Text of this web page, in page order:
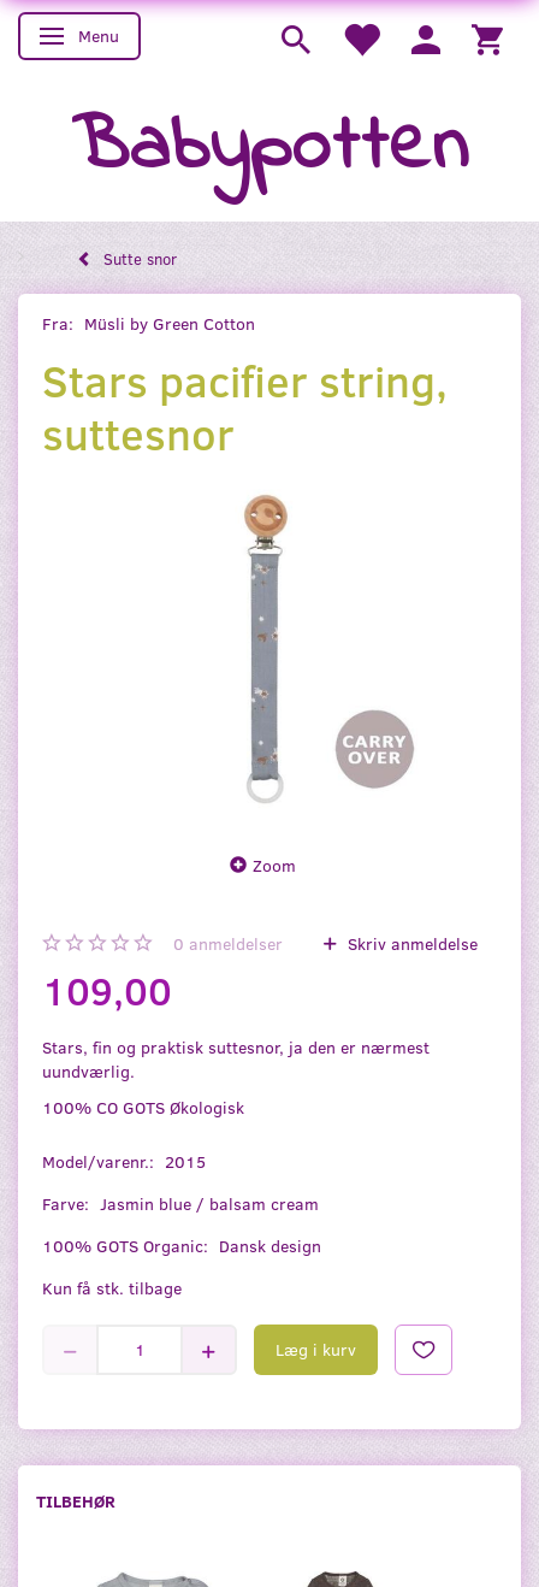
Skifte navigation
Menu
Babypotten
Sutte snor
Fra: Müsli by Green Cotton
Stars pacifier string,
suttesnor
Zoom
0 anmeldelser Skriv anmeldelse
109,00
Stars, fin og praktisk suttesnor, ja den er nærmest
uundværlig.
100% CO GOTS Økologisk
Model/varenr.: 2015
Farve:
Jasmin blue / balsam cream
100% GOTS Organic: Dansk design
Kun få stk. tilbage
Læg i kurv
TILBEHØR